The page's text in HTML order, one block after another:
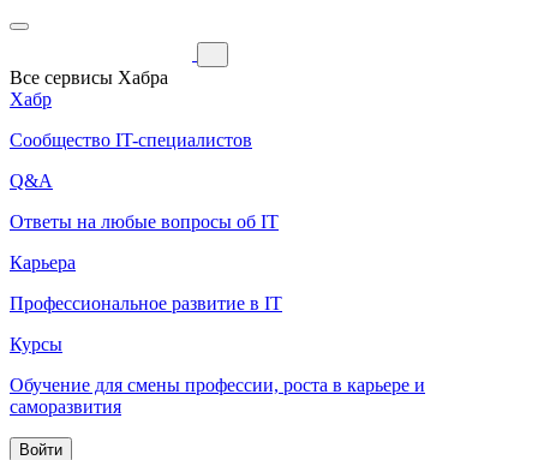
Все сервисы Хабра
Хабр
Сообщество IT-специалистов
Q&A
Ответы на любые вопросы об IT
Карьера
Профессиональное развитие в IT
Курсы
Обучение для смены профессии, роста в карьере и
саморазвития
Войти